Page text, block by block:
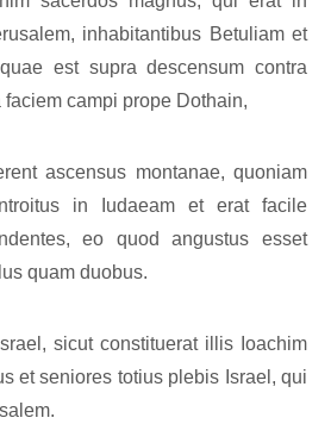
inhabitantibus Betuliam et
est supra descensum contra
faciem campi prope Dothain,
ascensus montanae, quoniam
in Iudaeam et erat facile
eo quod angustus esset
quam duobus.
sicut constituerat illis Ioachim
et seniores totius plebis Israel, qui